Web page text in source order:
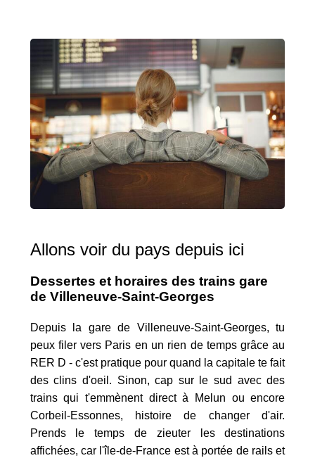
Allons voir du pays depuis ici
Dessertes et horaires des trains gare
de Villeneuve-Saint-Georges
Depuis la gare de Villeneuve-Saint-Georges, tu
peux filer vers Paris en un rien de temps grâce au
RER D - c'est pratique pour quand la capitale te fait
des clins d'oeil. Sinon, cap sur le sud avec des
trains qui t'emmènent direct à Melun ou encore
Corbeil-Essonnes, histoire de changer d'air.
Prends le temps de zieuter les destinations
affichées, car l'île-de-France est à portée de rails et